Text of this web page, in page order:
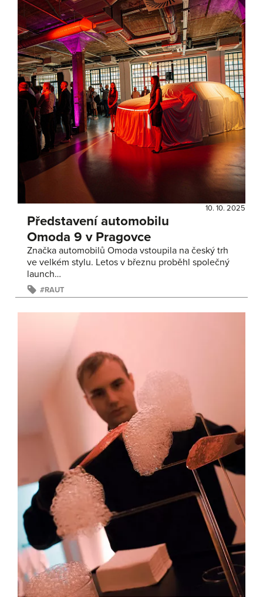
10. 10. 2025
Představení automobilu
Omoda 9 v Pragovce
Značka automobilů Omoda vstoupila na český trh
ve velkém stylu. Letos v březnu proběhl společný
launch…
RAUT